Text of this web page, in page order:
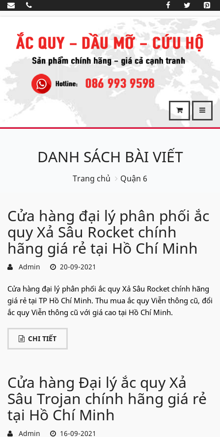
DANH SÁCH BÀI VIẾT
Trang chủ Quận 6
Cửa hàng đại lý phân phối ắc
quy Xả Sâu Rocket chính
hãng giá rẻ tại Hồ Chí Minh
Admin 20-09-2021
Cửa hàng đại lý phân phối ắc quy Xả Sâu Rocket chính hãng
giá rẻ tại TP Hồ Chí Minh. Thu mua ắc quy Viễn thông cũ, đổi
ắc quy Viễn thông cũ với giá cao tại Hồ Chí Minh.
CHI TIẾT
Cửa hàng Đại lý ắc quy Xả
Sâu Trojan chính hãng giá rẻ
tại Hồ Chí Minh
Admin 16-09-2021